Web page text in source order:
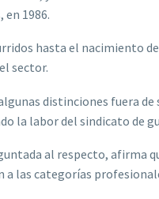
en 1986.
hasta el nacimiento
sector.
distinciones fuera
la labor del sindicato de
al respecto, afirma
a las categorías